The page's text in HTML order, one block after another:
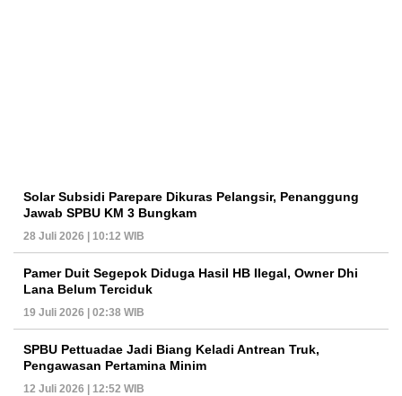
Solar Subsidi Parepare Dikuras Pelangsir, Penanggung
Jawab SPBU KM 3 Bungkam
28 Juli 2026 | 10:12 WIB
Pamer Duit Segepok Diduga Hasil HB Ilegal, Owner Dhi
Lana Belum Terciduk
19 Juli 2026 | 02:38 WIB
SPBU Pettuadae Jadi Biang Keladi Antrean Truk,
Pengawasan Pertamina Minim
12 Juli 2026 | 12:52 WIB